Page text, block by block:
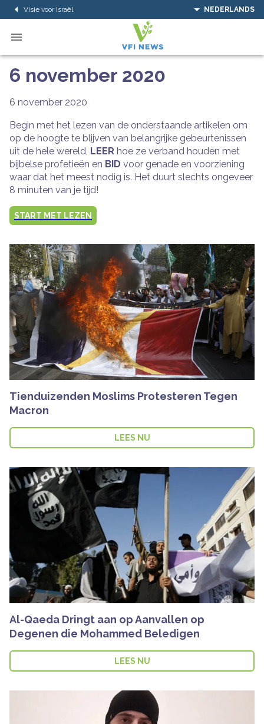
Visie voor Israël NEDERLANDS
6 november 2020
6 november 2020
Begin met het lezen van de onderstaande artikelen om
op de hoogte te blijven van belangrijke gebeurtenissen
uit de hele wereld, LEER hoe ze verband houden met
bijbelse profetieën en BID voor genade en voorziening
waar dat het meest nodig is. Het duurt slechts ongeveer
8 minuten van je tijd!
START MET LEZEN
Tienduizenden Moslims Protesteren Tegen
Macron
LEES NU
Al-Qaeda Dringt aan op Aanvallen op
Degenen die Mohammed Beledigen
LEES NU